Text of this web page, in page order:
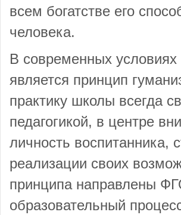
всем богатстве его
человека.
В современных условиях
является принцип
практику школы всегда
педагогикой, в центре
личность воспитанника,
реализации своих
принципа направлены
образовательный